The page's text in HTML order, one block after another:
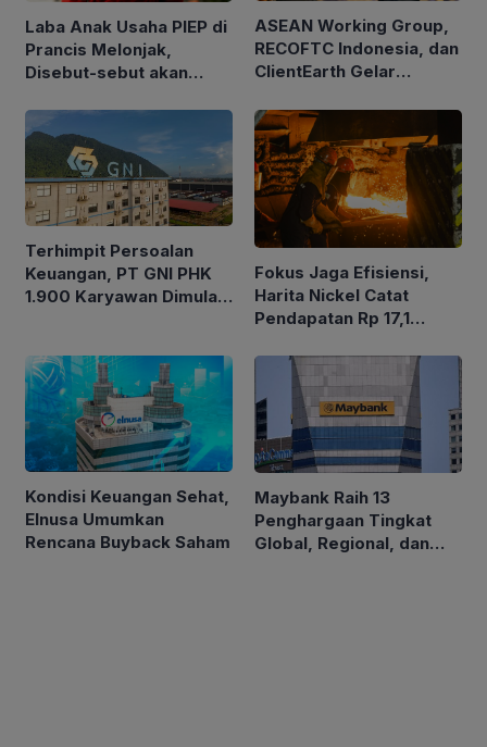
Laba Anak Usaha PIEP di
Prancis Melonjak,
Disebut-sebut akan
Migas Kanada
ASEAN Working Group,
RECOFTC Indonesia, dan
ClientEarth Gelar
untuk Memperkuat Tata
Kelola Perhutanan Sosial
Terhimpit Persoalan
Keuangan, PT GNI PHK
1.900 Karyawan Dimulai
Fokus Jaga Efisiensi,
Harita Nickel Catat
Pendapatan Rp 17,1
2026
Kondisi Keuangan Sehat,
Elnusa Umumkan
Rencana Buyback Saham
Maybank Raih 13
Penghargaan Tingkat
Global, Regional, dan